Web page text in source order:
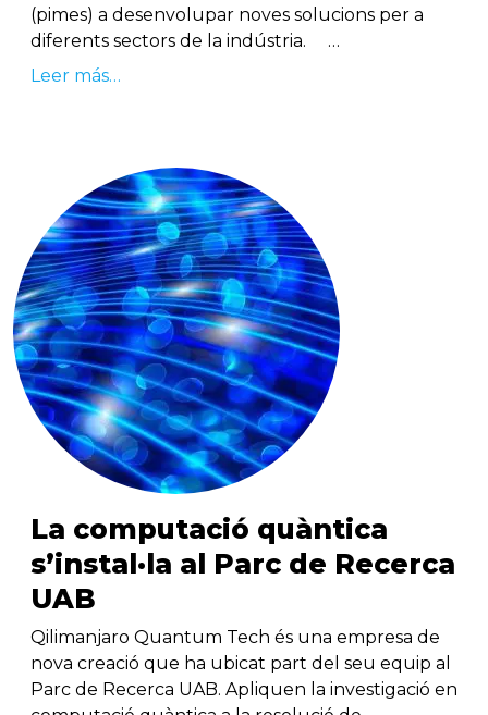
(pimes) a desenvolupar noves solucions per a
diferents sectors de la indústria. …
Leer más…
La computació quàntica
s’instal·la al Parc de Recerca
UAB
Qilimanjaro Quantum Tech és una empresa de
nova creació que ha ubicat part del seu equip al
Parc de Recerca UAB. Apliquen la investigació en